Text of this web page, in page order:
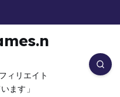
ィリエイト
ます」